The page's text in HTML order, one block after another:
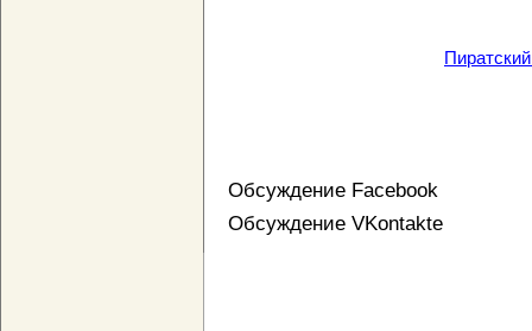
Обсуждение Facebook
Обсуждение VKontakte